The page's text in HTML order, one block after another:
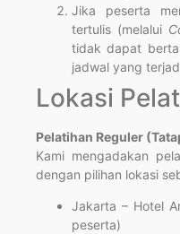
Jika peserta
tertulis (melalui
tidak dapat
jadwal yang
Lokasi
Pelatihan Reguler
Kami mengadakan
dengan pilihan lokasi
Jakarta – Hotel
peserta)